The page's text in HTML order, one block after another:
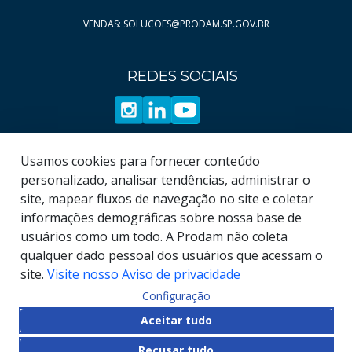
Página
18
Página
19
Página
45
Página
47
Página
48
Página
49
Página
51
Página
52
Página
53
Página
54
VENDAS: SOLUCOES@PRODAM.SP.GOV.BR
REDES SOCIAIS
2026, Empresa de Tecnologia da
Informação e Comunicação do Município de São
Usamos cookies para fornecer conteúdo
personalizado, analisar tendências, administrar o
site, mapear fluxos de navegação no site e coletar
informações demográficas sobre nossa base de
usuários como um todo. A Prodam não coleta
qualquer dado pessoal dos usuários que acessam o
site. Visite nosso Aviso de privacidade
Configuração
Aceitar tudo